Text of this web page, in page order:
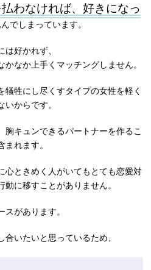
わなければ、好きになっ
でしまっています。
好かれず、
なか上手くマッチングしません。
犠牲にし尽くすタイプの女性を軽く
からです。
胸キュンできるパートナーを作るこ
まれます。
心ときめく人がいてもとても恋愛対
に移すことがありません。
があります。
いたいと思っているため、